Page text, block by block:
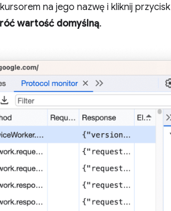
na jego nazwę i kliknij przycisk
wartość domyślną.